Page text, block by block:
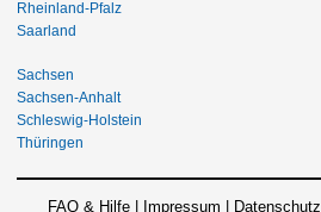
Rheinland-Pfalz
Saarland
Sachsen
Sachsen-Anhalt
Schleswig-Holstein
Thüringen
FAQ & Hilfe | Impressum | Datenschutz